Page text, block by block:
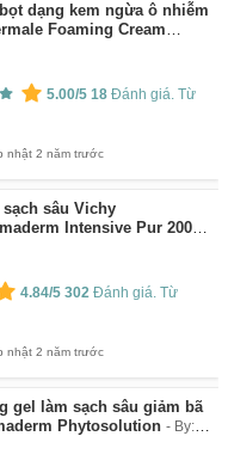
dạng kem ngừa ô nhiễm
Foaming Cream
5.00/5 18 Đánh giá. Từ
nhật 2 năm trước
sâu Vichy
Intensive Pur 200ml
4.84/5 302 Đánh giá. Từ
nhật 2 năm trước
gel làm sạch sâu giảm bã
Phytosolution
By: